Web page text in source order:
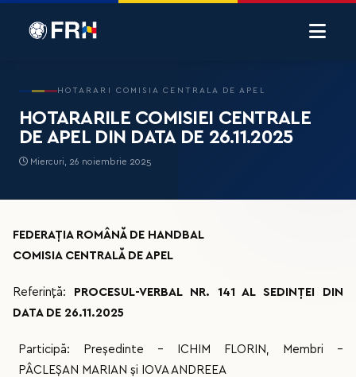
HOTARARI COMISIA CENTRALA DE APEL
HOTARARILE COMISIEI CENTRALE
DE APEL DIN DATA DE 26.11.2025
Miercuri, 26 noiembrie 2025
FEDERAȚIA ROMÂNĂ DE HANDBAL
COMISIA CENTRALĂ DE APEL
Referință:
PROCESUL-VERBAL NR. 141 AL SEDINȚEI DIN
DATA DE 26.11.2025
Participă: Președinte – ICHIM FLORIN, Membri –
PÂCLEȘAN MARIAN și IOVA ANDREEA